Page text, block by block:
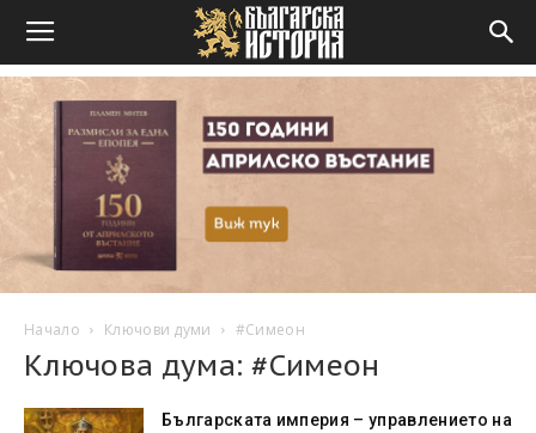
Начало Ключови думи #Симеон
Ключова дума: #Симеон
Българската империя – управлението на